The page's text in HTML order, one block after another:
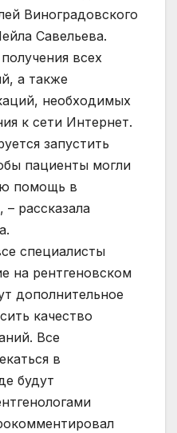
Виноградовского
Савельева.
всех
а также
необходимых
к сети Интернет.
запустить
пациенты могли
помощь в
рассказала
специалисты
на рентгеновском
дополнительное
качество
Все
в
будут